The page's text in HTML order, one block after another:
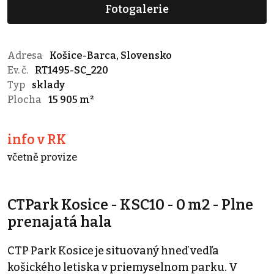
Fotogalerie
Adresa
Košice-Barca, Slovensko
Ev. č.
RT1495-SC_220
Typ
sklady
Plocha
15 905 m²
info v RK
včetně provize
CTPark Kosice - KSC10 - 0 m2 - Plne
prenajatá hala
CTP Park Kosice je situovaný hneď vedľa
košického letiska v priemyselnom parku. V